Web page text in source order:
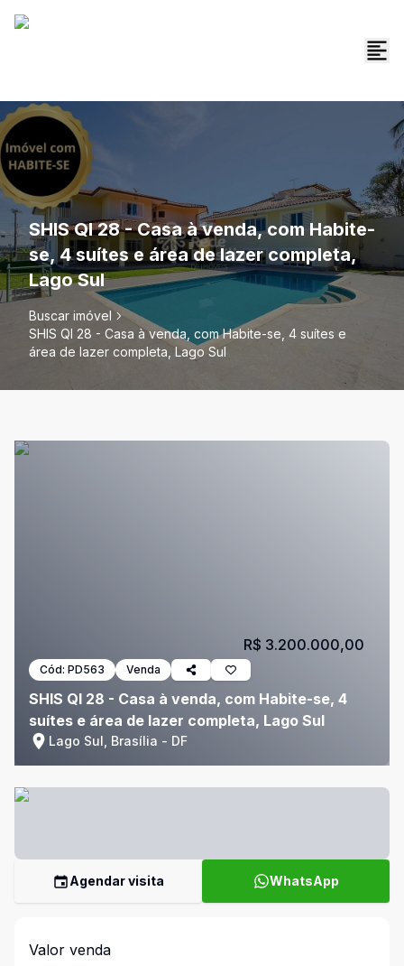
SHIS QI 28 - Casa à venda, com Habite-
se, 4 suítes e área de lazer completa,
Lago Sul
Buscar imóvel
SHIS QI 28 - Casa à venda, com Habite-se, 4 suítes e
área de lazer completa, Lago Sul
Cód: PD563 Venda
SHIS QI 28 - Casa à venda, com Habite-se, 4
suítes e área de lazer completa, Lago Sul
Lago Sul, Brasília - DF
R$ 3.200.000,00
Agendar visita WhatsApp
Valor venda